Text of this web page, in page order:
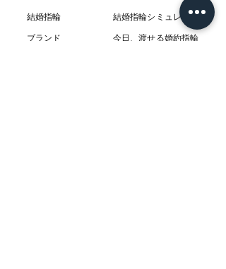
結婚指輪
ブランド
結婚指輪シミ ュレーター
今日、渡せる婚約指輪